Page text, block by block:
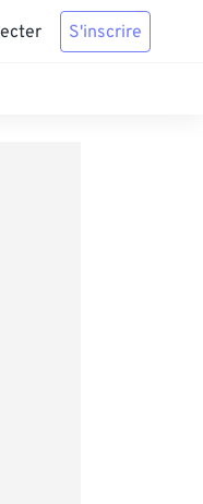
S'inscrire